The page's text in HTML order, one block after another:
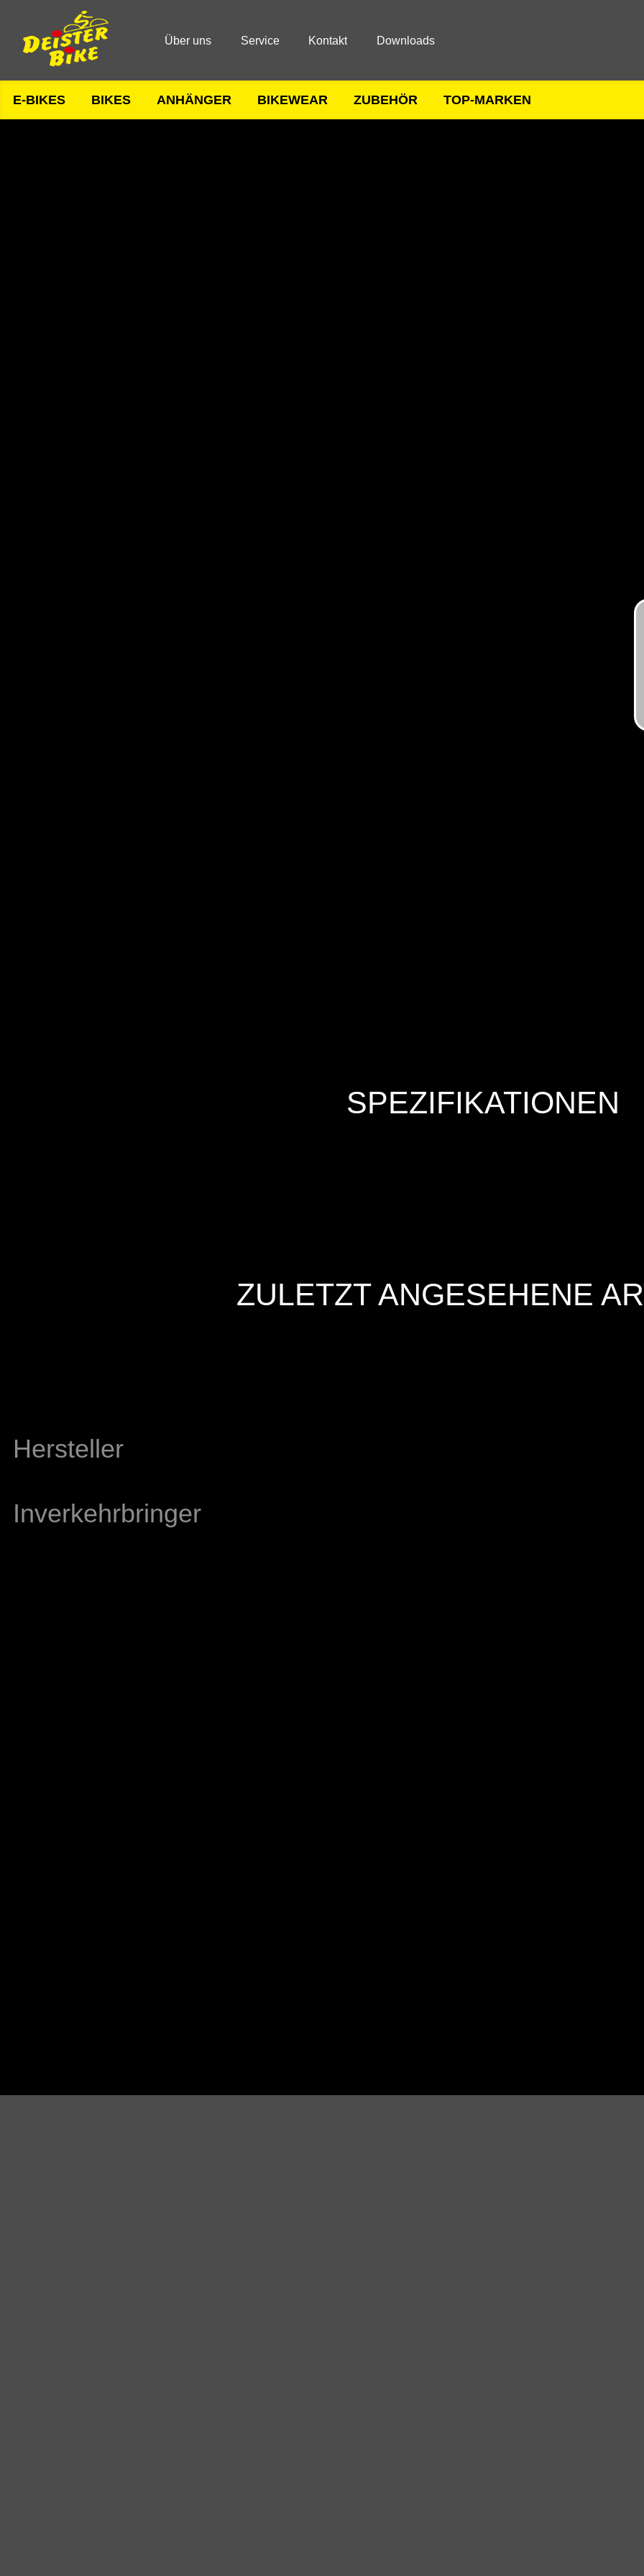
Über uns Service Kontakt Downloads
E-BIKES BIKES ANHÄNGER BIKEWEAR ZUBEHÖR TOP-MARKEN
SPEZIFIKATIONEN
ZULETZT ANGESEHENE
Hersteller
Inverkehrbringer